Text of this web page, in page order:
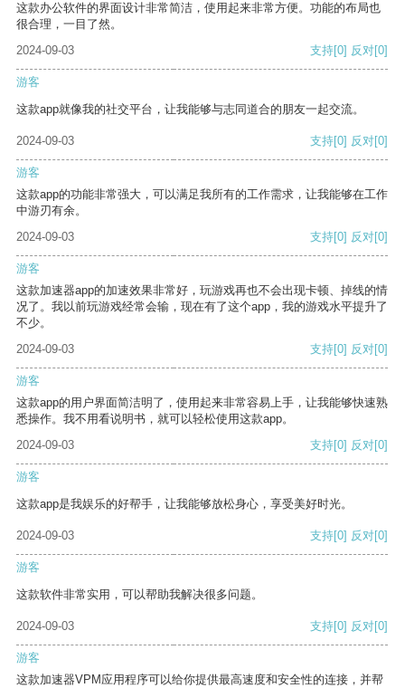
这款办公软件的界面设计非常简洁，使用起来非常方便。功能的布局也
很合理，一目了然。
2024-09-03
支持[0] 反对[0]
游客
这款app就像我的社交平台，让我能够与志同道合的朋友一起交流。
2024-09-03 支持[0] 反对[0]
游客
这款app的功能非常强大，可以满足我所有的工作需求，让我能够在工作
中游刃有余。
2024-09-03
支持[0] 反对[0]
游客
这款加速器app的加速效果非常好，玩游戏再也不会出现卡顿、掉线的情
况了。我以前玩游戏经常会输，现在有了这个app，我的游戏水平提升了
不少。
2024-09-03
支持[0] 反对[0]
游客
这款app的用户界面简洁明了，使用起来非常容易上手，让我能够快速熟
悉操作。我不用看说明书，就可以轻松使用这款app。
2024-09-03
支持[0] 反对[0]
游客
这款app是我娱乐的好帮手，让我能够放松身心，享受美好时光。
2024-09-03 支持[0] 反对[0]
游客
这款软件非常实用，可以帮助我解决很多问题。
2024-09-03 支持[0] 反对[0]
游客
这款加速器VPM应用程序可以给你提供最高速度和安全性的连接，并帮